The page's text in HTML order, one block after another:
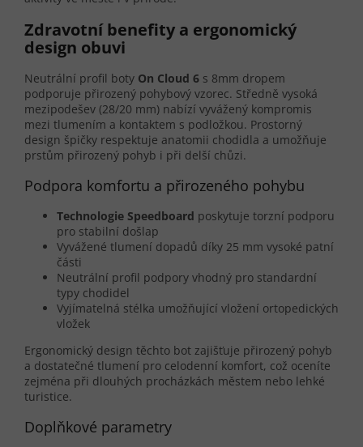
Zdravotní benefity a ergonomický
design obuvi
Neutrální profil boty On Cloud 6 s 8mm dropem
podporuje přirozený pohybový vzorec. Středně vysoká
mezipodešev (28/20 mm) nabízí vyvážený kompromis
mezi tlumením a kontaktem s podložkou. Prostorný
design špičky respektuje anatomii chodidla a umožňuje
prstům přirozený pohyb i při delší chůzi.
Podpora komfortu a přirozeného pohybu
Technologie Speedboard poskytuje torzní podporu
pro stabilní došlap
Vyvážené tlumení dopadů díky 25 mm vysoké patní
části
Neutrální profil podpory vhodný pro standardní
typy chodidel
Vyjímatelná stélka umožňující vložení ortopedických
vložek
Ergonomický design těchto bot zajišťuje přirozený pohyb
a dostatečné tlumení pro celodenní komfort, což oceníte
zejména při dlouhých procházkách městem nebo lehké
turistice.
Doplňkové parametry